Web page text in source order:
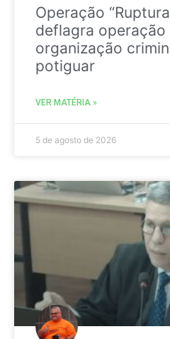
Operação
deflagra
organização
potiguar
VER MATÉRIA »
5 de agosto de 2026